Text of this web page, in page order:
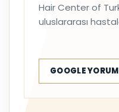
Hair Center of
uluslararası
GOOGLE